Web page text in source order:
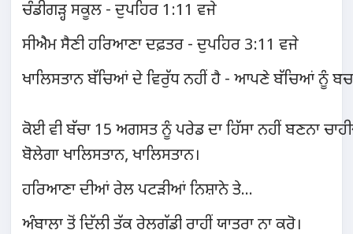
ਚੰਡੀਗੜ੍ਹ ਸਕੂਲ - ਦੁਪਹਿਰ 1:11 ਵਜੇ
ਸੀਐਮ ਸੈਣੀ ਹਰਿਆਣਾ ਦਫ਼ਤਰ - ਦੁਪਹਿਰ 3:11 ਵਜੇ
ਖਾਲਿਸਤਾਨ ਬੱਚਿਆਂ ਦੇ ਵਿਰੁੱਧ ਨਹੀਂ ਹੈ - ਆਪਣੇ ਬੱਚਿਆਂ ਨੂੰ
ਕੋਈ ਵੀ ਬੱਚਾ 15 ਅਗਸਤ ਨੂੰ ਪਰੇਡ ਦਾ ਹਿੱਸਾ ਨਹੀਂ ਬਣਨਾ
ਬੋਲੇਗਾ ਖਾਲਿਸਤਾਨ, ਖਾਲਿਸਤਾਨ।
ਹਰਿਆਣਾ ਦੀਆਂ ਰੇਲ ਪਟੜੀਆਂ ਨਿਸ਼ਾਨੇ ਤੇ...
ਅੰਬਾਲਾ ਤੋਂ ਦਿੱਲੀ ਤੱਕ ਰੇਲਗੱਡੀ ਰਾਹੀਂ ਯਾਤਰਾ ਨਾ ਕਰੋ।